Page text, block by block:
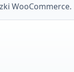
WooCommerce.